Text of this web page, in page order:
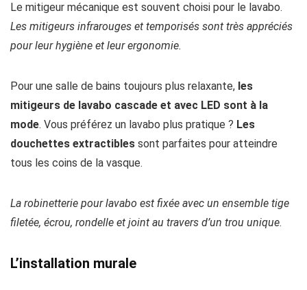
Le mitigeur mécanique est souvent choisi pour le lavabo.
Les mitigeurs infrarouges et temporisés sont très appréciés
pour leur hygiène et leur ergonomie.
Pour une salle de bains toujours plus relaxante, les
mitigeurs de lavabo cascade et avec LED sont à la
mode. Vous préférez un lavabo plus pratique ? Les
douchettes extractibles sont parfaites pour atteindre
tous les coins de la vasque.
La robinetterie pour lavabo est fixée avec un ensemble tige
filetée, écrou, rondelle et joint au travers d’un trou unique.
L’installation murale